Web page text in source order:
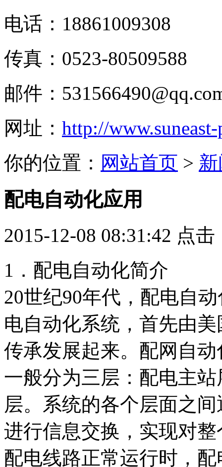
电话：18861009308
传真：0523-80509588
邮件：
网址： http://
你的位置： 网站首页 >
配电自动化应用
2015-12-08 08:31:42 点击
1．配电自动化简介
20世纪90年代，配电自
电自动化系统，首先由
传承发展起来。配网自
一般分为三层：配电主
层。系统的各个层面之
进行信息交换，实现对
配电线路正常运行时，